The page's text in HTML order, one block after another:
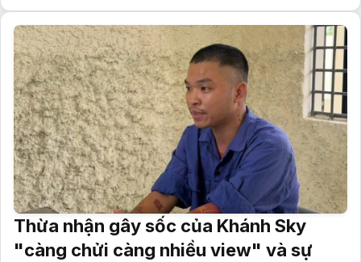
Thừa nhận gây sốc của Khánh Sky
"càng chửi càng nhiều view" và sự